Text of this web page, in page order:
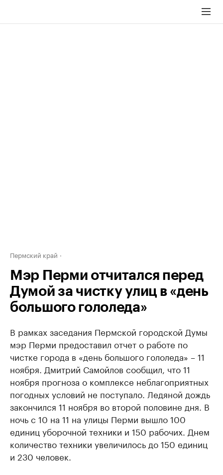
Пермский край
Мэр Перми отчитался перед
Думой за чистку улиц в «день
большого гололеда»
В рамках заседания Пермской городской Думы
мэр Перми предоставил отчет о работе по
чистке города в «день большого гололеда» – 11
ноября. Дмитрий Самойлов сообщил, что 11
ноября прогноза о комплексе неблагоприятных
погодных условий не поступало. Ледяной дождь
закончился 11 ноября во второй половине дня. В
ночь с 10 на 11 на улицы Перми вышло 100
единиц уборочной техники и 150 рабочих. Днем
количество техники увеличилось до 150 единиц
и 230 человек.